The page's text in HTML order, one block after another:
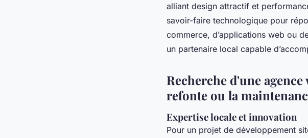
alliant design attractif et
savoir-faire technologique pour
commerce, d’applications web ou
un partenaire local capable
Recherche d'une
refonte ou la
Expertise locale et innovation
Pour un projet de développement